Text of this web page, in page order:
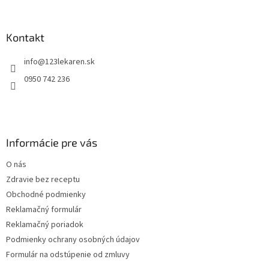
Kontakt
info@123lekaren.sk
0950 742 236
Informácie pre vás
O nás
Zdravie bez receptu
Obchodné podmienky
Reklamačný formulár
Reklamačný poriadok
Podmienky ochrany osobných údajov
Formulár na odstúpenie od zmluvy